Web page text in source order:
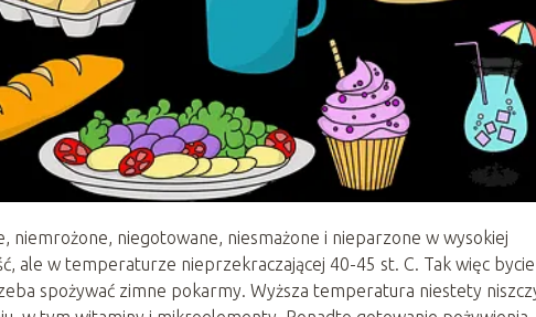
niemrożone, niegotowane, niesmażone i nieparzone w wysokiej
ale w temperaturze nieprzekraczającej 40-45 st. C. Tak więc bycie
spożywać zimne pokarmy. Wyższa temperatura niestety